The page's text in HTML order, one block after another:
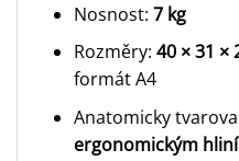
Nosnost: 7 kg
Rozměry: 40 × 31 ×
formát A4
Anatomicky
ergonomickým